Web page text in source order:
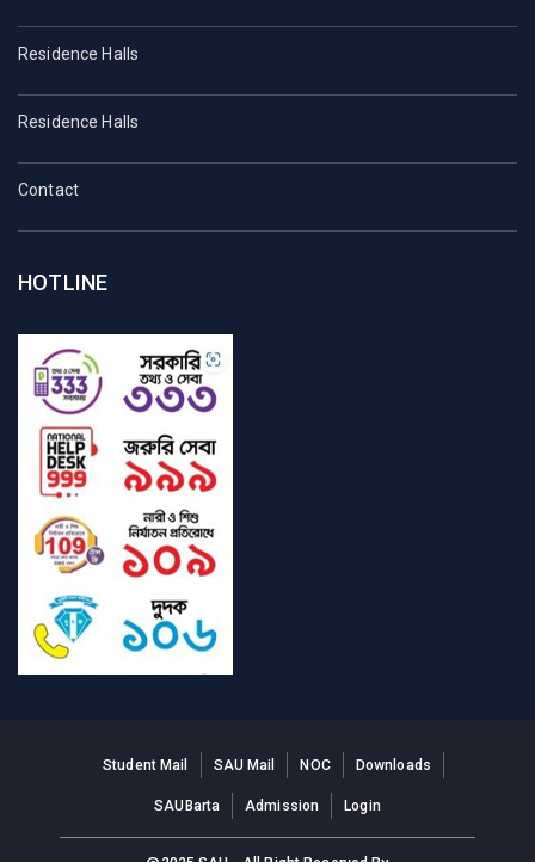
Residence Halls
Residence Halls
Contact
HOTLINE
Student Mail SAU Mail NOC Downloads
SAUBarta Admission Login